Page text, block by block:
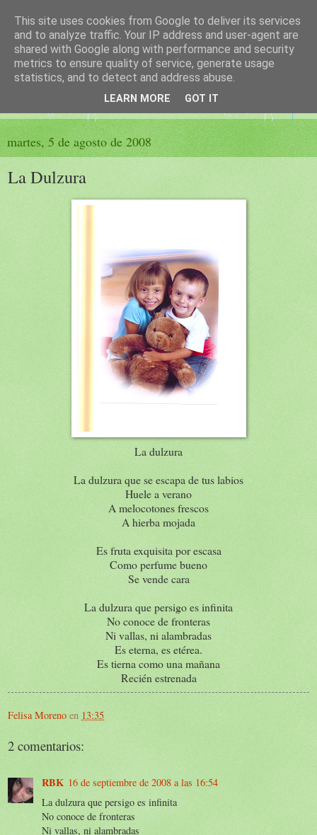
El sueño de las palabras
PÁGINA LITERARIA DE FELISA MORENO
martes, 5 de agosto de 2008
La Dulzura
La dulzura
La dulzura que se escapa de tus labios
Huele a verano
A melocotones frescos
A hierba mojada
Es fruta exquisita por escasa
Como perfume bueno
Se vende cara
La dulzura que persigo es infinita
No conoce de fronteras
Ni vallas, ni alambradas
Es eterna, es etérea.
Es tierna como una mañana
Recién estrenada
Felisa Moreno en 13:35
2 comentarios:
RBK 16 de septiembre de 2008 a las 16:54
La dulzura que persigo es infinita
No conoce de fronteras
Ni vallas, ni alambradas
This site uses cookies from Google to deliver its services
and to analyze traffic. Your IP address and user-agent are
shared with Google along with performance and security
metrics to ensure quality of service, generate usage
statistics, and to detect and address abuse.
LEARN MORE GOT IT